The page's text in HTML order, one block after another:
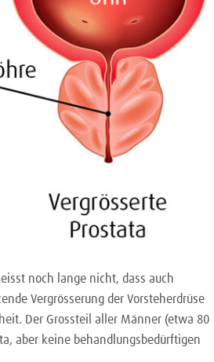
noch lange nicht, dass auch
Vergrösserung der Vorsteherdrüse
Der Grossteil aller Männer (etwa 80
aber keine behandlungsbedürftigen